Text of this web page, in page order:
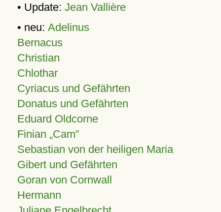
• Update: Jean Vallière
• neu: Adelinus
Bernacus
Christian
Chlothar
Cyriacus und Gefährten
Donatus und Gefährten
Eduard Oldcorne
Finian Cam
Sebastian von der heiligen Maria
Gibert und Gefährten
Goran von Cornwall
Hermann